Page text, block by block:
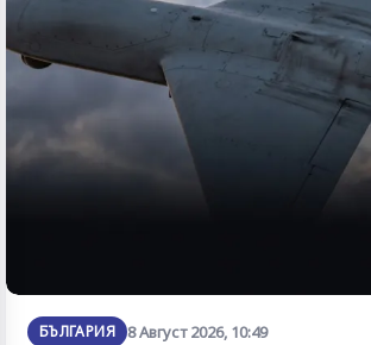
БЪЛГАРИЯ 8 Август 2026, 10:49